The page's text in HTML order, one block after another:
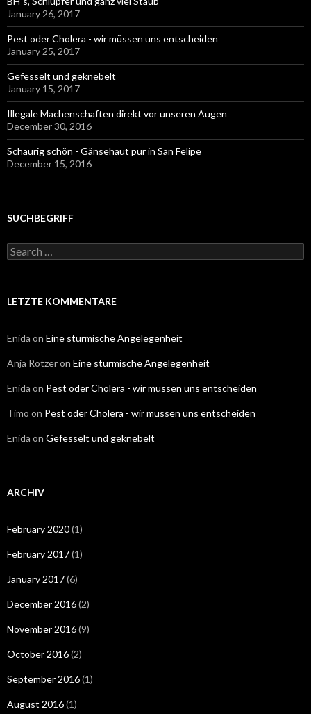
January 26, 2017
Pest oder Cholera - wir müssen uns entscheiden
January 25, 2017
Gefesselt und geknebelt
January 15, 2017
Illegale Machenschaften direkt vor unseren Augen
December 30, 2016
Schaurig schön - Gänsehaut pur in San Felipe
December 15, 2016
SUCHBEGRIFF
Search
for:
LETZTE KOMMENTARE
Enida on Eine stürmische Angelegenheit
Anja Rötzeron Eine stürmische Angelegenheit
Enida on Pest oder Cholera - wir müssen uns entscheiden
Timo on Pest oder Cholera - wir müssen uns entscheiden
Enida on Gefesselt und geknebelt
ARCHIV
February 2020(1)
February 2017(1)
January 2017(6)
December 2016(2)
November 2016(9)
October 2016(2)
September 2016(1)
August 2016(1)